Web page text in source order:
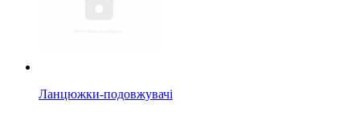
Ланцюжки-подовжувачі